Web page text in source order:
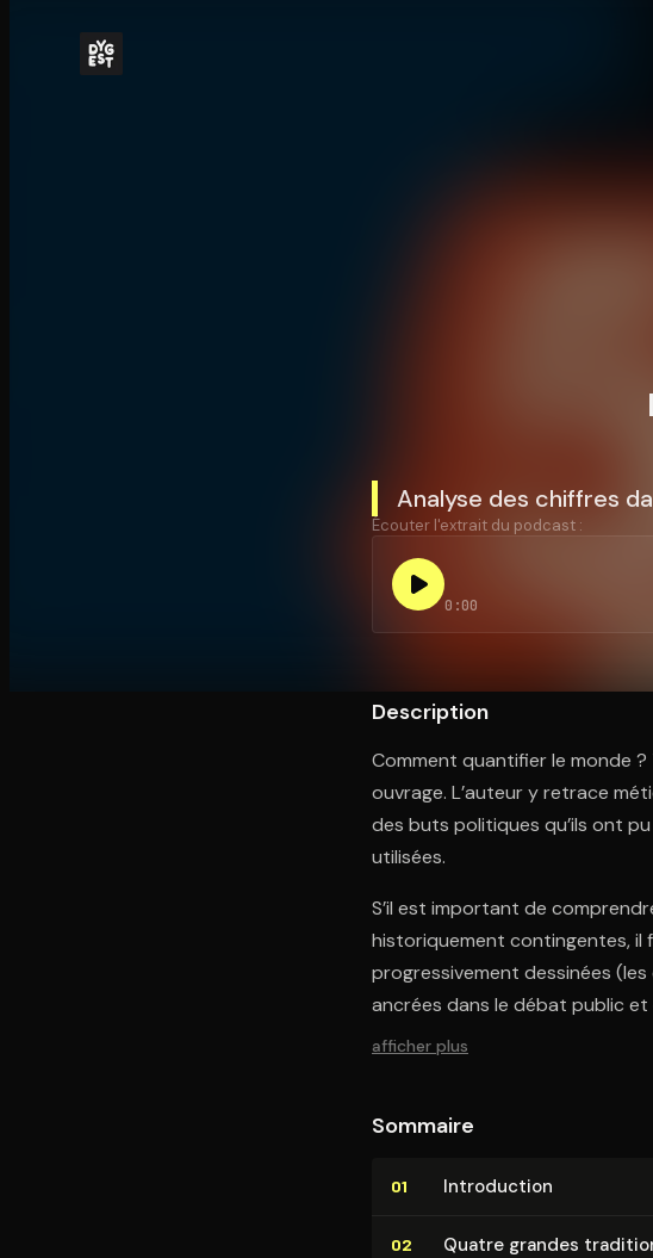
Analyse des chiffres
Écouter l'extrait du podcast :
0:00
Description
Comment quantifier le monde
ouvrage. L’auteur y retrace
des buts politiques qu’ils ont
utilisées.
S’il est important de
historiquement contingentes, il
progressivement dessinées
ancrées dans le débat public
afficher plus
Sommaire
01 In­tro­duc­tion
02 Quatre grandes